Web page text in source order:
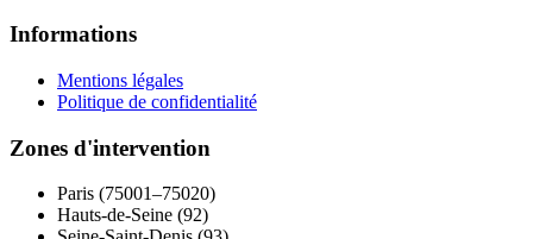
Informations
Mentions légales
Politique de confidentialité
Zones d'intervention
Paris (75001–75020)
Hauts-de-Seine (92)